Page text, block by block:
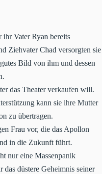
Vater Ryan bereits
Ziehvater Chad versorgten sie
Bild von ihm und dessen
das Theater verkaufen will.
kann sie ihre Mutter
zu übertragen.
Frau vor, die das Apollon
in die Zukunft führt.
nur eine Massenpanik
düstere Geheimnis seiner